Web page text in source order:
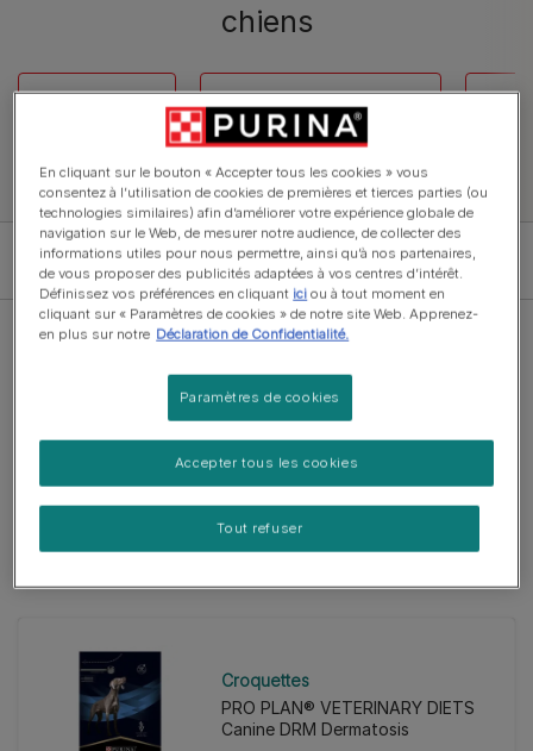
chiens
Croquettes Alimentation humide
Filter
PRO PLAN® VETERINARY DIETS
Canine DM Diabetes Management
Croquettes
PRO PLAN® VETERINARY DIETS
Canine DRM Dermatosis
En cliquant sur le bouton « Accepter tous les cookies » vous
consentez à l’utilisation de cookies de premières et tierces parties (ou
technologies similaires) afin d’améliorer votre expérience globale de
navigation sur le Web, de mesurer notre audience, de collecter des
informations utiles pour nous permettre, ainsi qu’à nos partenaires,
de vous proposer des publicités adaptées à vos centres d’intérêt.
Définissez vos préférences en cliquant ici ou à tout moment en
cliquant sur « Paramètres de cookies » de notre site Web. Apprenez-
en plus sur notre Déclaration de Confidentialité.
Paramètres de cookies
Tout refuser
Accepter tous les cookies